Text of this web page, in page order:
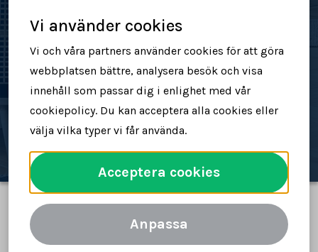
Sälj din bostad snabbt & tryggt
Få högre försäljningspris
Jämför mäklare
Jämför mäklare i Södertälje
Vi använder cookies
Vi och våra partners använder cookies för att göra
webbplatsen bättre, analysera besök och visa
innehåll som passar dig i enlighet med vår
cookiepolicy. Du kan acceptera alla cookies eller
välja vilka typer vi får använda.
Acceptera cookies
Anpassa